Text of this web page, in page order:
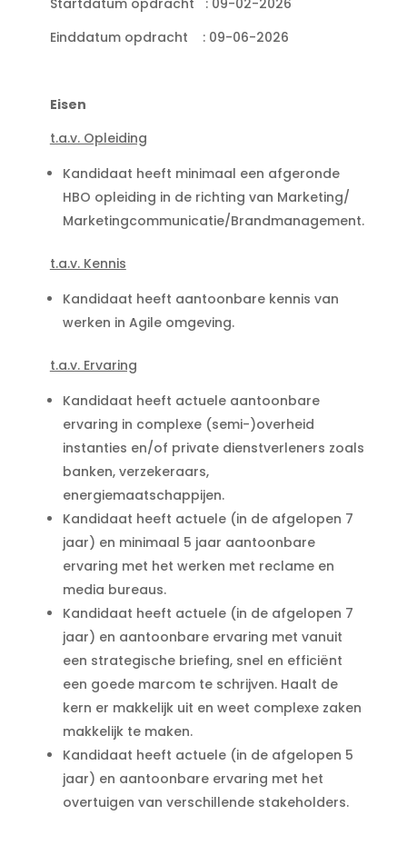
Startdatum opdracht : 09-02-2026
Einddatum opdracht : 09-06-2026
Eisen
t.a.v. Opleiding
Kandidaat heeft minimaal een afgeronde
HBO opleiding in de richting van Marketing/
Marketingcommunicatie/Brandmanagement.
t.a.v. Kennis
Kandidaat heeft aantoonbare kennis van
werken in Agile omgeving.
t.a.v. Ervaring
Kandidaat heeft actuele aantoonbare
ervaring in complexe (semi-)overheid
instanties en/of private dienstverleners zoals
banken, verzekeraars,
energiemaatschappijen.
Kandidaat heeft actuele (in de afgelopen 7
jaar) en minimaal 5 jaar aantoonbare
ervaring met het werken met reclame en
media bureaus.
Kandidaat heeft actuele (in de afgelopen 7
jaar) en aantoonbare ervaring met vanuit
een strategische briefing, snel en efficiënt
een goede marcom te schrijven. Haalt de
kern er makkelijk uit en weet complexe zaken
makkelijk te maken.
Kandidaat heeft actuele (in de afgelopen 5
jaar) en aantoonbare ervaring met het
overtuigen van verschillende stakeholders.